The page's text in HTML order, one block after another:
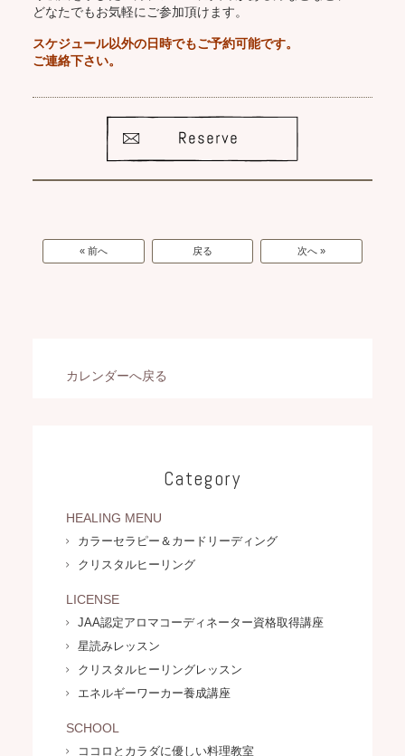
どなたでもお気軽にご参加頂けます。
スケジュール以外の日時でもご予約可能です。
ご連絡下さい。
« 前へ 戻る 次へ »
カレンダーへ戻る
Category
HEALING MENU
カラーセラピー＆カードリーディング
クリスタルヒーリング
LICENSE
JAA認定アロマコーディネーター資格取得講座
星読みレッスン
クリスタルヒーリングレッスン
エネルギーワーカー養成講座
SCHOOL
ココロとカラダに優しい料理教室